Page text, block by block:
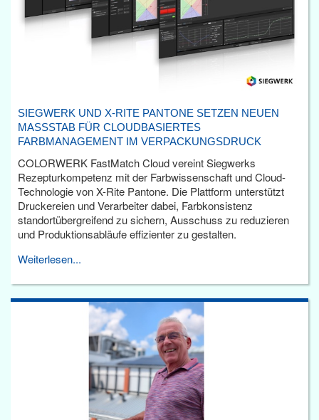
SIEGWERK UND X-RITE PANTONE SETZEN NEUEN
MASSSTAB FÜR CLOUDBASIERTES F
ARBMANAGEMENT IM VERPACKUNGSDRUCK
COLORWERK FastMatch Cloud vereint Siegwerks
Rezepturkompetenz mit der Farbwissenschaft und Cloud-
Technologie von X-Rite Pantone. Die Plattform unterstützt
Druckereien und Verarbeiter dabei, Farbkonsistenz
standortübergreifend zu sichern, Ausschuss zu reduzieren
und Produktionsabläufe effizienter zu gestalten.
Weiterlesen...